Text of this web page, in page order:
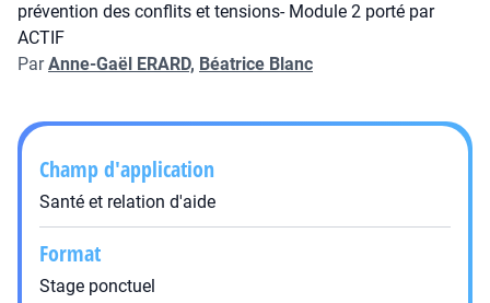
prévention des conflits et tensions- Module 2 porté par
ACTIF
ParAnne-Gaël ERARD, Béatrice Blanc
Champ d'application
Santé et relation d'aide
Format
Stage ponctuel